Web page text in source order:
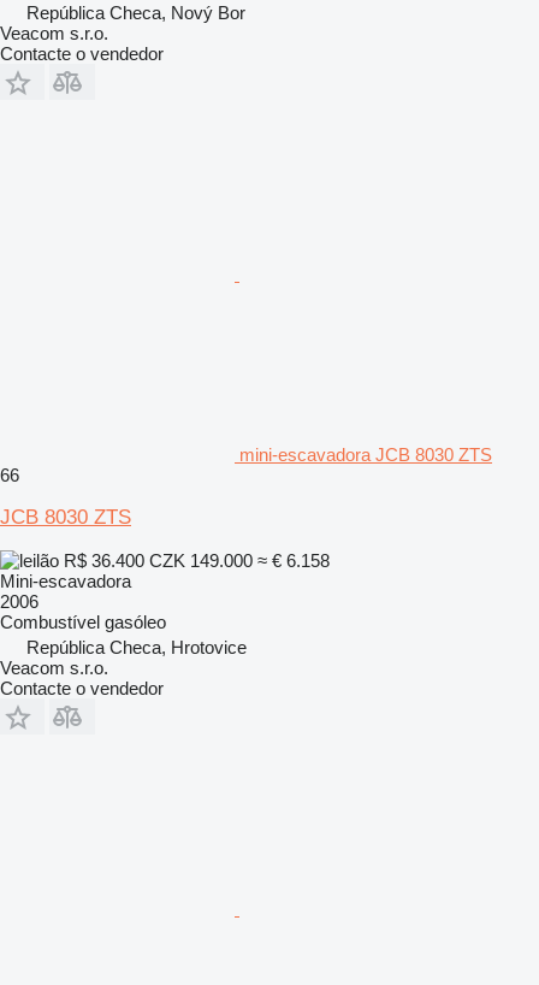
República Checa, Nový Bor
Veacom s.r.o.
Contacte o vendedor
mini-escavadora JCB 8030 ZTS
66
JCB 8030 ZTS
R$ 36.400 CZK 149.000 ≈ € 6.158
Mini-escavadora
2006
Combustível gasóleo
República Checa, Hrotovice
Veacom s.r.o.
Contacte o vendedor